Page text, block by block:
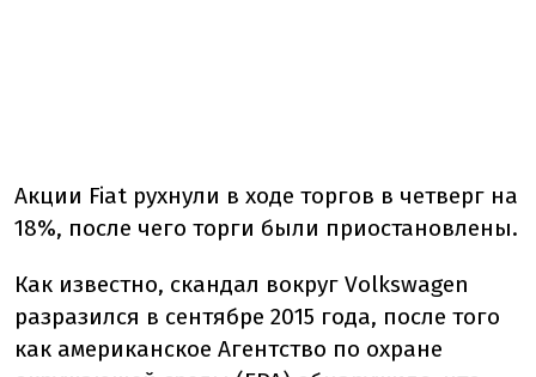
Акции Fiat рухнули в ходе торгов в четверг на
18%, после чего торги были приостановлены.
Как известно, скандал вокруг Volkswagen
разразился в сентябре 2015 года, после того
как американское Агентство по охране